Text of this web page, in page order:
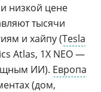
низкой цене
тысячи
и хайпу (Tesla
Atlas, 1X NEO —
ИИ). Европа
(дом,